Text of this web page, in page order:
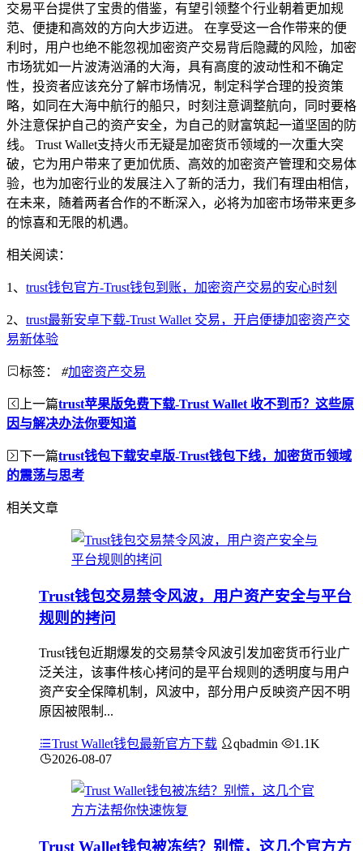
交易平台提供了宝贵的借鉴，有望引领整个行业朝着更加规
范、便捷和高效的方向大步迈进。 在享受这一合作带来的便
利时，用户也绝不能忽视加密资产交易背后隐藏的风险，加密
市场犹如一片波涛汹涌的大海，具有高度的波动性和不确定
性，投资者应该充分了解市场情况，制定科学合理的投资策
略，如同在大海中航行的船只，时刻注意调整航向，同时要格
外注意保护自己的资产安全，为自己的财富筑起一道坚固的防
线。 Trust Wallet支持火币无疑是加密货币领域的一次重大突
破，它为用户带来了更加优质、高效的加密资产管理和交易体
验，也为加密行业的发展注入了新的活力，我们有理由相信，
在未来，随着两者合作的不断深入，必将为加密市场带来更多
的惊喜和无限的机遇。
相关阅读：
1、 trust钱包官方-Trust钱包到账，加密资产交易的安心时刻
2、 trust最新安卓下载-Trust Wallet 交易，开启便捷加密资产交
易新体验
标签： #加密资产交易
上一篇trust苹果版免费下载-Trust Wallet 收不到币？这些原
因与解决办法你要知道
下一篇trust钱包下载安卓版-Trust钱包下线，加密货币领域
的震荡与思考
相关文章
Trust钱包交易禁令风波，用户资产安全与平台
规则的拷问
Trust钱包近期爆发的交易禁令风波引发加密货币行业广
泛关注，该事件核心拷问的是平台规则的透明度与用户
资产安全保障机制，风波中，部分用户反映资产因不明
原因被限制...
Trust Wallet钱包最新官方下载 qbadmin
1.1K
2026-08-07
Trust Wallet钱包被冻结？别慌，这几个官方方